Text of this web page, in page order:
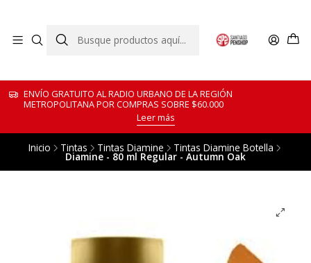
ENVÍO GRATUITO AL RADIO URBANO DE LA REGIÓN
METROPOLITANA POR COMPRAS SOBRE $60.000
Leer más
Inicio Tintas Tintas Diamine Tintas Diamine Botella
Diamine - 80 ml Regular - Autumn Oak